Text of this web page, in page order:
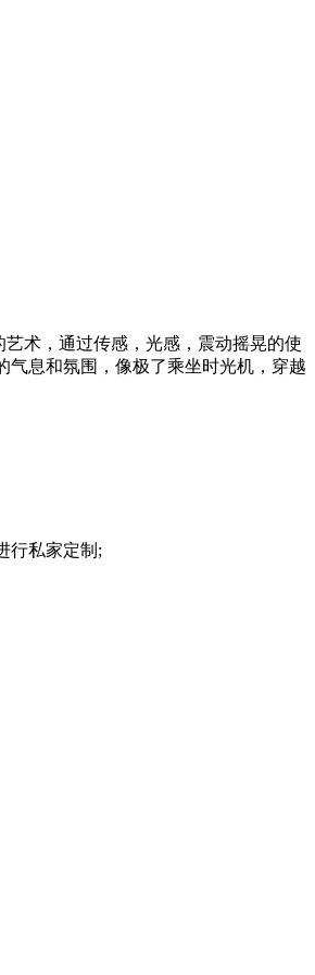
术，通过传感，光感，震动摇晃的使
气息和氛围，像极了乘坐时光机，穿越
行私家定制;